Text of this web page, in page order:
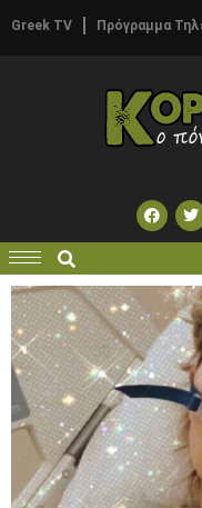
Greek TV Πρόγραμμα